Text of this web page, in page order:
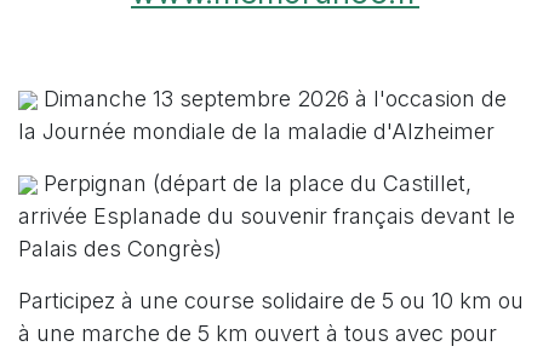
Dimanche 13 septembre 2026 à l'occasion de
la Journée mondiale de la maladie d'Alzheimer
Perpignan (départ de la place du Castillet,
arrivée Esplanade du souvenir français devant le
Palais des Congrès)
Participez à une course solidaire de 5 ou 10 km ou
à une marche de 5 km ouvert à tous avec pour